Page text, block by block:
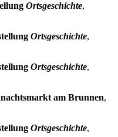
Ortsgeschichte,
Ortsgeschichte,
Ortsgeschichte,
am Brunnen,
Ortsgeschichte,